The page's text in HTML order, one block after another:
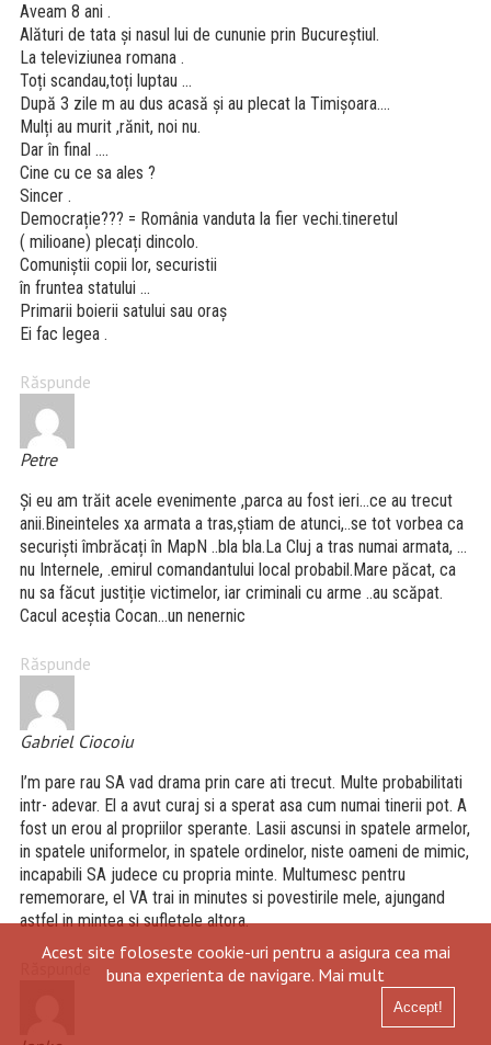
Aveam 8 ani .
Alături de tata și nasul lui de cununie prin Bucureștiul.
La televiziunea romana .
Toți scandau,toți luptau …
După 3 zile m au dus acasă și au plecat la Timișoara….
Mulți au murit ,rănit, noi nu.
Dar în final ….
Cine cu ce sa ales ?
Sincer .
Democrație??? = România vanduta la fier vechi.tineretul
( milioane) plecați dincolo.
Comuniștii copii lor, securistii
în fruntea statului …
Primarii boierii satului sau oraș
Ei fac legea .
Răspunde
Petre
Și eu am trăit acele evenimente ,parca au fost ieri…ce au trecut
anii.Bineinteles xa armata a tras,știam de atunci,..se tot vorbea ca
securiști îmbrăcați în MapN ..bla bla.La Cluj a tras numai armata, …
nu Internele, .emirul comandantului local probabil.Mare păcat, ca
nu sa făcut justiție victimelor, iar criminali cu arme ..au scăpat.
Cacul aceștia Cocan…un nenernic
Răspunde
Gabriel Ciocoiu
I’m pare rau SA vad drama prin care ati trecut. Multe probabilitati
intr- adevar. El a avut curaj si a sperat asa cum numai tinerii pot. A
fost un erou al propriilor sperante. Lasii ascunsi in spatele armelor,
in spatele uniformelor, in spatele ordinelor, niste oameni de mimic,
incapabili SA judece cu propria minte. Multumesc pentru
rememorare, el VA trai in minutes si povestirile mele, ajungand
astfel in mintea si sufletele altora.
Acest site foloseste cookie-uri pentru a asigura cea mai
buna experienta de navigare. Mai mult
Accept!